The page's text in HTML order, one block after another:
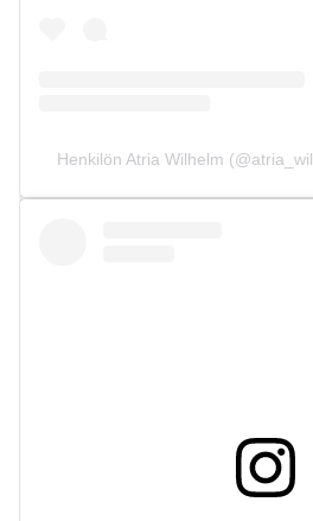
Henkilön Atria Wilhelm